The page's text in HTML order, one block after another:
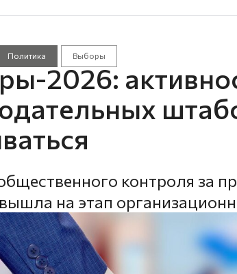
Политика Выборы
2026:
контроля за
на этап